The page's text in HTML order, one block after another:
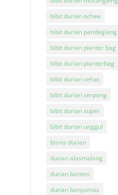
bibit durian ochee
bibit durian pandeglang
bibit durian planter bag
bibit durian planterbag
bibit durian sehat
bibit durian serpong
bibit durian super
bibit durian unggul
bisnis durian
durian alasmalang
durian banten
durian banyumas